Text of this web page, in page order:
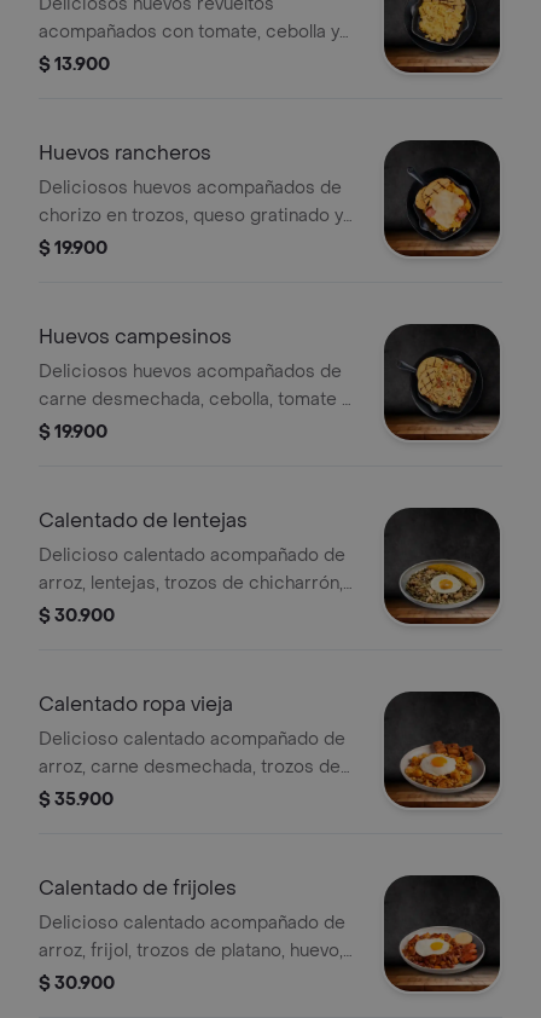
acompañados con tomate, cebolla y
arepa de queso
$ 13.900
Huevos rancheros
Deliciosos huevos acompañados de
chorizo en trozos, queso gratinado y
arepa de queso
$ 19.900
Huevos campesinos
Deliciosos huevos acompañados de
carne desmechada, cebolla, tomate y
arepa de queso
$ 19.900
Calentado de lentejas
Delicioso calentado acompañado de
arroz, lentejas, trozos de chicharrón,
huevo, tajada de platano
$ 30.900
Calentado ropa vieja
Delicioso calentado acompañado de
arroz, carne desmechada, trozos de
chicharron, huevo, papa criolla
$ 35.900
Calentado de frijoles
Delicioso calentado acompañado de
arroz, frijol, trozos de platano, huevo,
chorizo, arepa de pincho
$ 30.900